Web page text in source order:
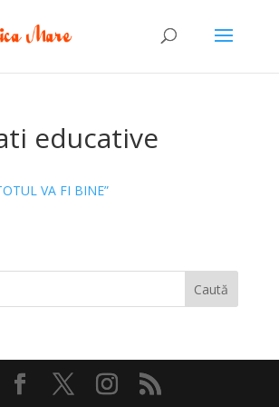
educative
VA FI BINE”